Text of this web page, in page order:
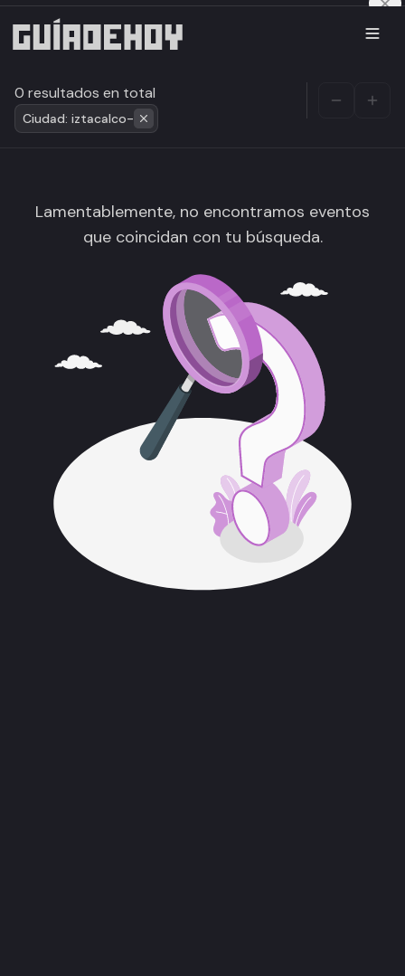
0 resultados en total
Ciudad: iztacalco-
Lamentablemente, no encontramos eventos
que coincidan con tu búsqueda.